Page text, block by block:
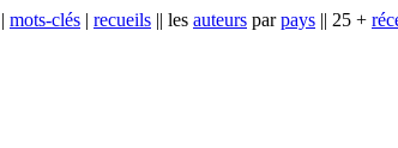
| mots-clés | recueils || les auteurs parpays || 25 +